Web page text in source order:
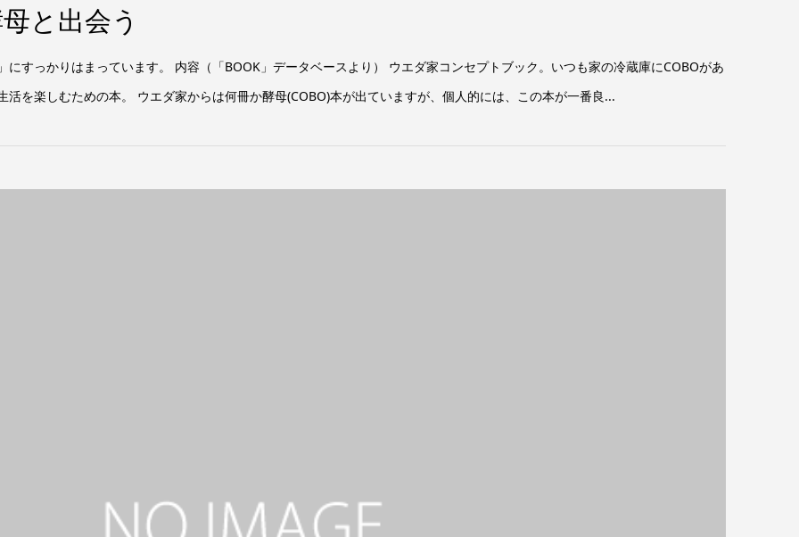
と出会う
すっかりはまっています。 内容（「BOOK」データベースより） ウエダ家コンセプトブック。いつも家の冷蔵庫にCOBOがあ
活を楽しむための本。 ウエダ家からは何冊か酵母(COBO)本が出ていますが、個人的には、この本が一番良...